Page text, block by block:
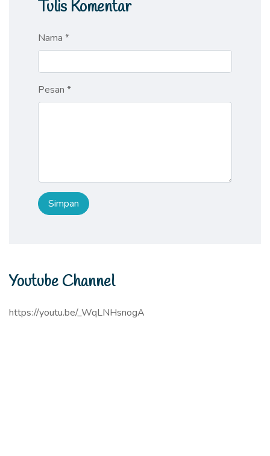
Tulis Komentar
Nama *
Pesan *
Youtube Channel
https://youtu.be/_WqLNHsnogA